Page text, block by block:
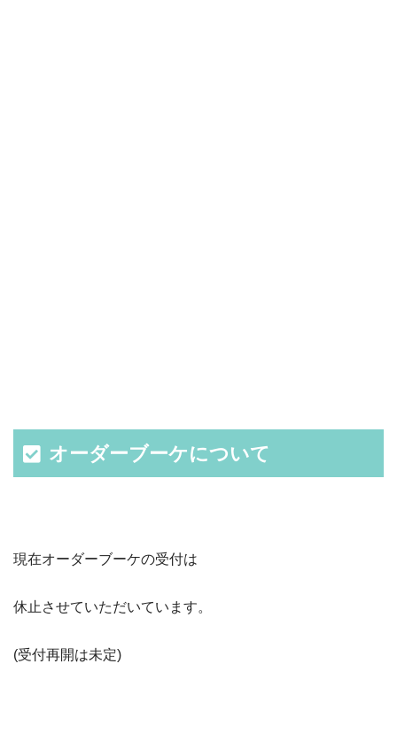
オーダーブーケについて
現在オーダーブーケの受付は
休止させていただいています。
(受付再開は未定)